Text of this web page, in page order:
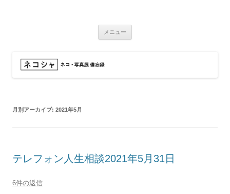
メニュー
月別アーカイブ: 2021年5月
テレフォン人生相談2021年5月31日
6件の返信